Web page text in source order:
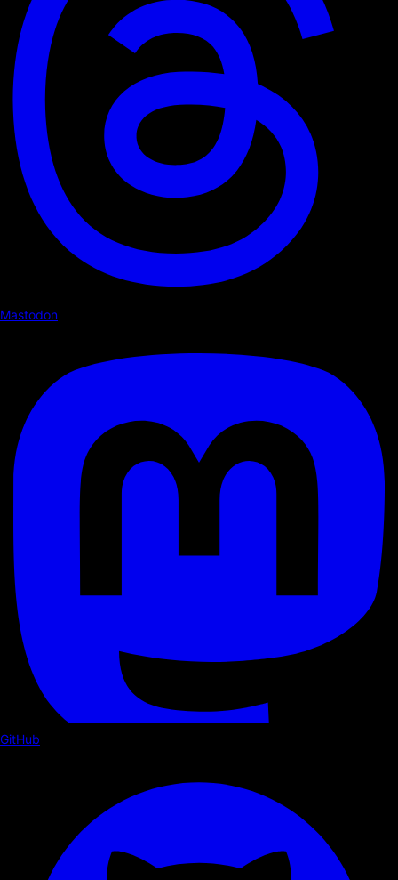
Mastodon
GitHub